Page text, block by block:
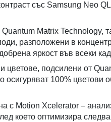
със Samsung Neo
Matrix Technology,
разположени в
яркост във всеки
цветове, подсилени от
осигуряват 100% цветови
с Motion Xcelerator –
което оптимизира